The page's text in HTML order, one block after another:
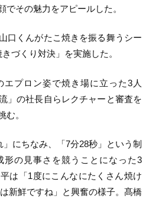
その魅力をアピールした。
口くんがたこ焼きを振る舞うシー
づくり対決」を実施した。
プロン姿で焼き場に立った3人
」の社長自らレクチャーと審査を
む。
」にちなみ、「7分28秒」という制
形の見事さを競うことになった3
は「1度にこんなにたくさん焼け
新鮮ですね」と興奮の様子。髙橋